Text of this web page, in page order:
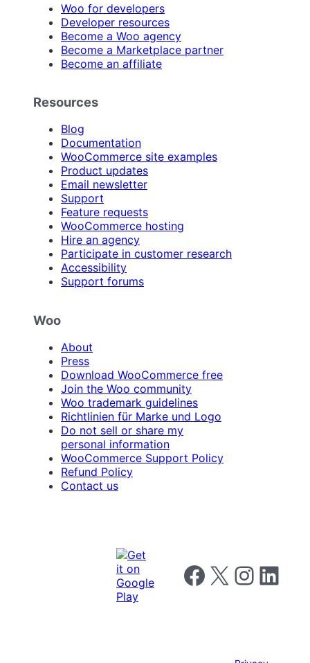
Woo for developers
Developer resources
Become a Woo agency
Become a Marketplace partner
Become an affiliate
Resources
Blog
Documentation
WooCommerce site examples
Product updates
Email newsletter
Support
Feature requests
WooCommerce hosting
Hire an agency
Participate in customer research
Accessibility
Support forums
Woo
About
Press
Download WooCommerce free
Join the Woo community
Woo trademark guidelines
Richtlinien für Marke und Logo
Do not sell or share my
personal information
WooCommerce Support Policy
Refund Policy
Contact us
Follow us on Facebook
Follow us on X Follow us on
Follow us